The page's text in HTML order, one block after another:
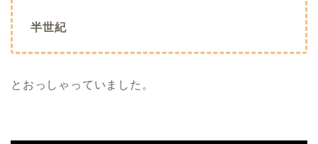
半世紀
とおっしゃっていました。